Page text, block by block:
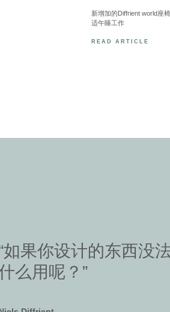
新增加的Diffrient world座
适午睡工作
READ ARTICLE
如果你设计的东西没
么用呢？”
“我认为直观的功能就